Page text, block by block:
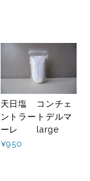
天日塩 コンチェ
ントラートデルマ
ーレ large
¥950